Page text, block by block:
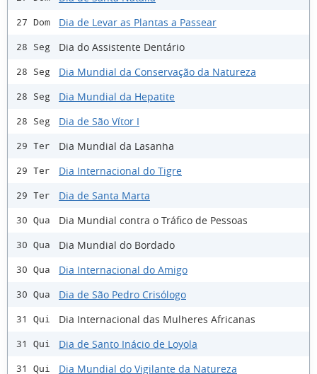
27 Dom Dia de Levar as Plantas a Passear
28 Seg Dia do Assistente Dentário
28 Seg Dia Mundial da Conservação da Natureza
28 Seg Dia Mundial da Hepatite
28 Seg Dia de São Vítor I
29 Ter Dia Mundial da Lasanha
29 Ter Dia Internacional do Tigre
29 Ter Dia de Santa Marta
30 Qua Dia Mundial contra o Tráfico de Pessoas
30 Qua Dia Mundial do Bordado
30 Qua Dia Internacional do Amigo
30 Qua Dia de São Pedro Crisólogo
31 Qui Dia Internacional das Mulheres Africanas
31 Qui Dia de Santo Inácio de Loyola
31 Qui Dia Mundial do Vigilante da Natureza